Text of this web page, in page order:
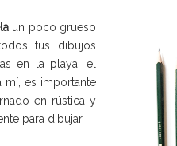
un poco grueso
tus dibujos
en la playa, el
mí, es importante
en rústica y
para dibujar.